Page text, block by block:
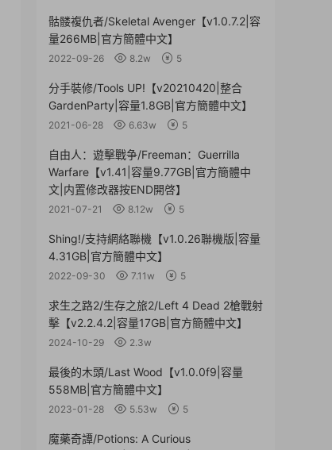
骷髅複仇者/Skeletal Avenger【v1.0.7.2|容
量266MB|官方簡體中文】
2022-09-26 8.2w 5
分手裝修/Tools UP!【v20210420|整合
GardenParty|容量1.8GB|官方簡體中文】
2021-06-28 6.63w 5
自由人：遊擊戰争/Freeman：Guerrilla
Warfare【v1.41|容量9.77GB|官方簡體中
文|内置修改器按END開啓】
2021-07-21 8.12w 5
Shing!/支持網絡聯機【v1.0.26聯機版|容量
4.31GB|官方簡體中文】
2022-09-30 7.11w 5
求生之路2/生存之旅2/Left 4 Dead 2槍戰射
擊【v2.2.4.2|容量17GB|官方簡體中文】
2024-10-29 2.3w
最後的木頭/Last Wood【v1.0.0f9|容量
558MB|官方簡體中文】
2023-01-28 5.53w 5
魔藥奇譚/Potions: A Curious